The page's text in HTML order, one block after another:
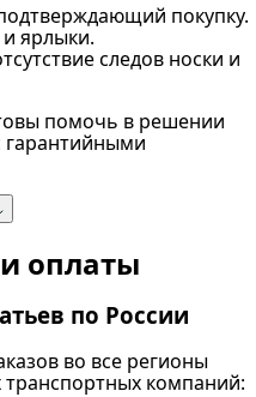
покупку.
ярлыки.
следов носки и
помочь в решении
гарантийными
оплаты
по России
во все регионы
компаний: